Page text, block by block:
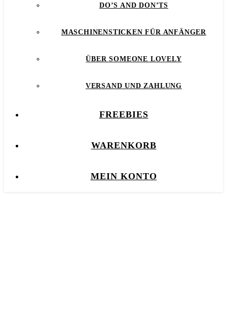
DO’S AND DON’TS
MASCHINENSTICKEN FÜR ANFÄNGER
ÜBER SOMEONE LOVELY
VERSAND UND ZAHLUNG
FREEBIES
WARENKORB
MEIN KONTO